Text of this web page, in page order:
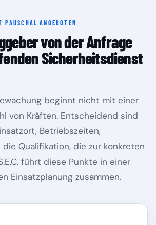
PAUSCHAL ANGEBOTEN
von der Anfrage
Sicherheitsdienst
beginnt nicht mit einer
von Kräften. Entscheidend sind
Betriebszeiten,
Qualifikation, die zur konkreten
führt diese Punkte in einer
Einsatzplanung zusammen.